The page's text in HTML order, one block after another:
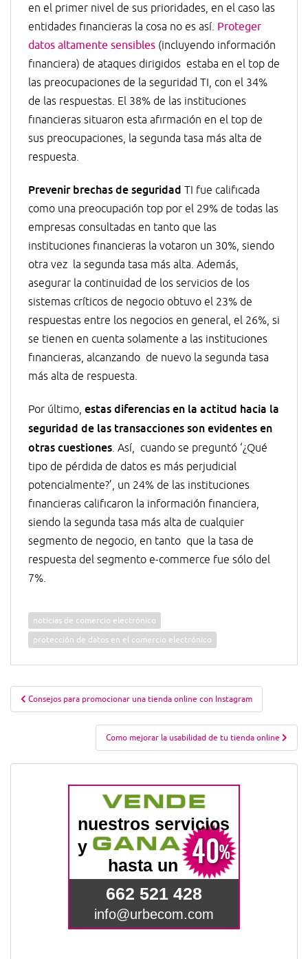
en el primer nivel de sus prioridades, en el caso las
entidades financieras la cosa no es así. Proteger
datos altamente sensibles (incluyendo información
financiera) de ataques dirigidos estaba en el top de
las preocupaciones de la seguridad TI, con el 34%
de las respuestas. El 38% de las instituciones
financieras situaron esta afirmación en el top de
sus preocupaciones, la segunda tasa más alta de
respuesta.
Prevenir brechas de seguridad TI fue calificada
como una preocupación top por el 29% de todas las
empresas consultadas en tanto que las
instituciones financieras la votaron un 30%, siendo
otra vez la segunda tasa más alta. Además,
asegurar la continuidad de los servicios de los
sistemas críticos de negocio obtuvo el 23% de
respuestas entre los negocios en general, el 26%, si
se tienen en cuenta solamente a las instituciones
financieras, alcanzando de nuevo la segunda tasa
más alta de respuesta.
Por último, estas diferencias en la actitud hacia la
seguridad de las transacciones son evidentes en
otras cuestiones. Así, cuando se preguntó ‘¿Qué
tipo de pérdida de datos es más perjudicial
potencialmente?’, un 24% de las instituciones
financieras calificaron la información financiera,
siendo la segunda tasa más alta de cualquier
segmento de negocio, en tanto que la tasa de
respuesta del segmento e-commerce fue sólo del
7%.
noticias de comercio electrónico
protección de datos en el comercio electrónico
Navegación
de
Consejos para promocionar una tienda online con Instagram
Como mejorar la usabilidad de tu tienda online